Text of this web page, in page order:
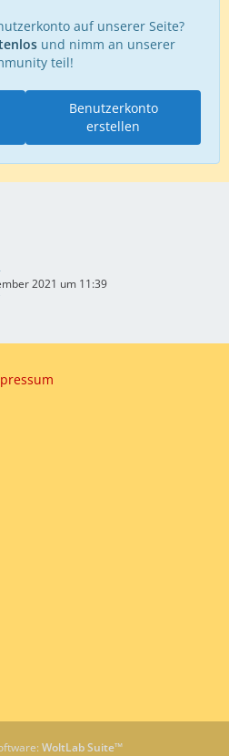
auf unserer Seite?
und nimm an unserer
teil!
Benutzerkonto
erstellen
2021 um 11:39
WoltLab Suite™